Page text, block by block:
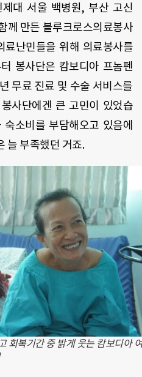
대 서울 백병원, 부산 고신
께 만든 블루크로스의료봉사
료난민들을 위해 의료봉사를
봉사단은 캄보디아 프놈펜
무료 진료 및 수술 서비스를
사단에겐 큰 고민이 있었습
소비를 부담해오고 있음에
늘 부족했던 거죠.
회복기간 중 밝게 웃는 캄보디아